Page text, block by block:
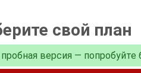
свой план
версия — попробуйте